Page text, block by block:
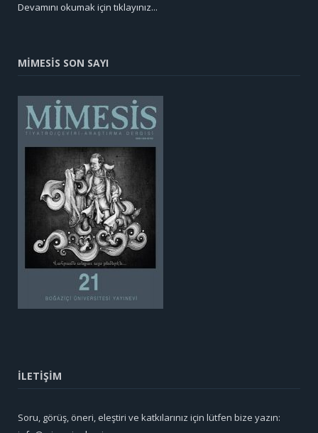
Devamını okumak için tıklayınız...
MİMESİS SON SAYI
İLETİŞİM
Soru, görüş, öneri, eleştiri ve katkılarınız için lütfen bize yazın: